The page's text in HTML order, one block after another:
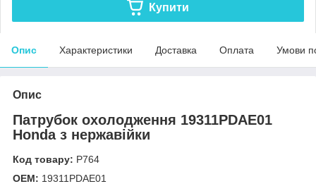
Купити
Опис Характеристики Доставка Оплата Умови
Опис
Патрубок охолодження 19311PDAE01
Honda з нержавійки
Код товару: Р764
OEM: 19311PDAE01